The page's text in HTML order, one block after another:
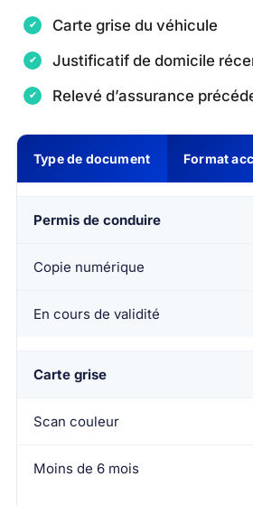
Carte grise du véhicule
Justificatif de domicile
Relevé d’assurance
Type de document Format
Permis de conduire
Copie numérique
En cours de validité
Carte grise
Scan couleur
Moins de 6 mois